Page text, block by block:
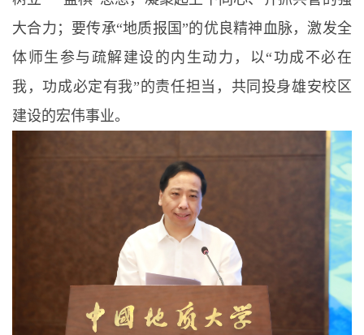
大合力；要传承“地质报国”的优良精神血脉，激发全
体师生参与疏解建设的内生动力，以“功成不必在
我，功成必定有我”的责任担当，共同投身雄安校区
建设的宏伟事业。